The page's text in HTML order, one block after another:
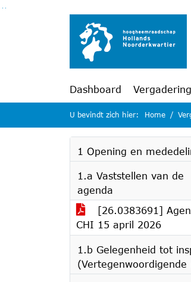
Ga naar de inhoud van deze pagina
Ga naar het zoeken
Ga naar het menu
Dashboard
U bevindt zich hier: Home
1 Opening en
1.a Vaststellen van de
agenda
[26.0383691]
CHI 15 april 2026
1.b Gelegenheid tot
(Vertegenwoordigende